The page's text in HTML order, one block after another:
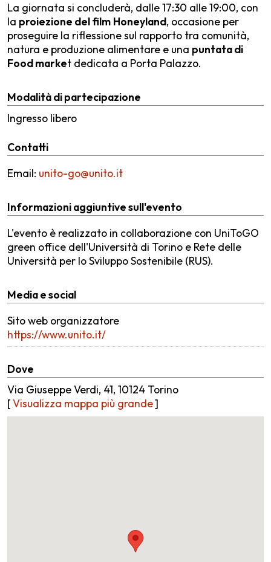
La giornata si concluderà, dalle 17:30 alle 19:00, con
la proiezione del film Honeyland, occasione per
proseguire la riflessione sul rapporto tra comunità,
natura e produzione alimentare e una puntata di
Food market dedicata a Porta Palazzo.
Modalità di partecipazione
Ingresso libero
Contatti
Email: unito-go@unito.it
Informazioni aggiuntive sull'evento
L'evento è realizzato in collaborazione con UniToGO
green office dell'Università di Torino e Rete delle
Università per lo Sviluppo Sostenibile (RUS).
Media e social
Sito web organizzatore
https://www.unito.it/
Dove
Via Giuseppe Verdi, 41, 10124 Torino
[Visualizza mappa più grande]